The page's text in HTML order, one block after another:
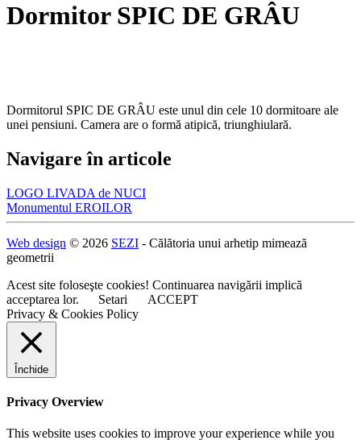
Dormitor SPIC DE GRÂU
Dormitorul SPIC DE GRÂU este unul din cele 10 dormitoare ale
unei pensiuni. Camera are o formă atipică, triunghiulară.
Navigare în articole
LOGO LIVADA de NUCI
Monumentul EROILOR
Web design © 2026 SEZI - Călătoria unui arhetip mimează
geometrii
Acest site foloseşte cookies! Continuarea navigării implică
acceptarea lor.
Setari
ACCEPT
Privacy & Cookies Policy
Închide
Privacy Overview
This website uses cookies to improve your experience while you